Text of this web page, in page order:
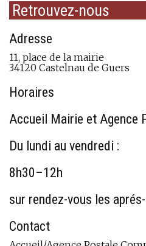
Retrouvez-nous
Adresse
11, place de la mairie
34120 Castelnau de Guers
Horaires
Accueil Mairie et Agence
Du lundi au vendredi :
8h30–12h
sur rendez-vous les
Contact